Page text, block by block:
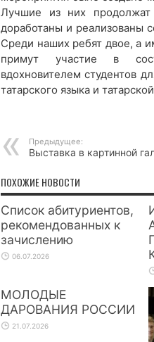
Лучшие из них
доработаны и реализованы
Среди наших ребят двое, а
примут участие в
вдохновителем студентов
татарского языка и
Предыдущее:
Выставка в картинной
ПОХОЖИЕ НОВОСТИ
Список абитуриентов,
рекомендованных к
зачислению
06.07.2026
МОЛОДЫЕ
ДАРОВАНИЯ РОССИИ
21.07.2026